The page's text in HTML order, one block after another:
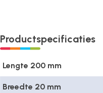
Productspecificaties
Lengte 200 mm
Breedte 20 mm